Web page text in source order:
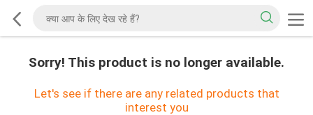
Sorry! This product is no longer available.
Let's see if there are any related products that
interest you